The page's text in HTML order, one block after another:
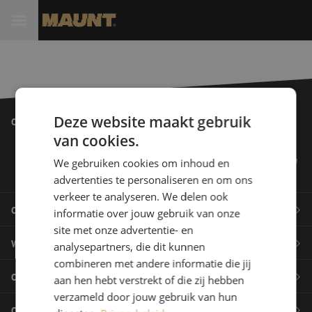
Onze klanten
Onze producten
Glasvezel management systemen
Glasvezel kabels
Glasvezel aansluitmaterialen en accessoires
Webshop
Over Maunt
Deze website maakt gebruik
van cookies.
We gebruiken cookies om inhoud en
advertenties te personaliseren en om ons
verkeer te analyseren. We delen ook
informatie over jouw gebruik van onze
site met onze advertentie- en
analysepartners, die dit kunnen
combineren met andere informatie die jij
aan hen hebt verstrekt of die zij hebben
verzameld door jouw gebruik van hun